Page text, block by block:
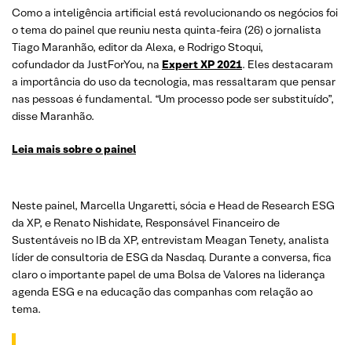
Como a inteligência artificial está revolucionando os negócios foi
o tema do painel que reuniu nesta quinta-feira (26) o jornalista
Tiago Maranhão, editor da Alexa, e Rodrigo Stoqui,
cofundador da JustForYou, na Expert XP 2021. Eles destacaram
a importância do uso da tecnologia, mas ressaltaram que pensar
nas pessoas é fundamental. “Um processo pode ser substituído”,
disse Maranhão.
Leia mais sobre o painel
Neste painel, Marcella Ungaretti, sócia e Head de Research ESG
da XP, e Renato Nishidate, Responsável Financeiro de
Sustentáveis no IB da XP, entrevistam Meagan Tenety, analista
líder de consultoria de ESG da Nasdaq. Durante a conversa, fica
claro o importante papel de uma Bolsa de Valores na liderança
agenda ESG e na educação das companhas com relação ao
tema.